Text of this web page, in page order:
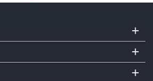
+
+
+